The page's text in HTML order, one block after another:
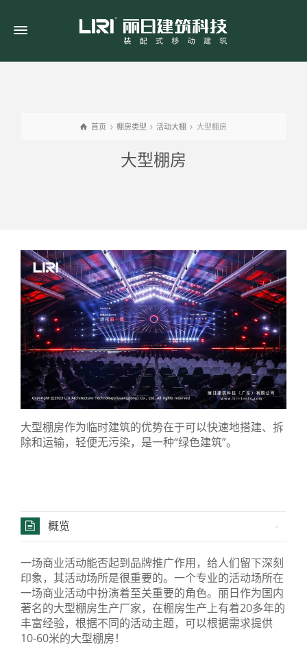
首页 棚房类型 活动大棚 大型棚房
大型棚房
大型棚房作为临时建筑的优势在于可以快速地搭建、拆
除和运输，轻便无污染，是一种“绿色建筑”。
概览
一场商业活动能否起到品牌推广作用，给人们留下深刻
印象，其活动场所是很重要的。一个专业的活动场所在
一场商业活动中扮演着至关重要的角色。丽日作为国内
著名的大型棚房生产厂家，在棚房生产上有着20多年的
丰富经验，根据不同的活动主题，可以根据需求提供
10-60米的大型棚房！